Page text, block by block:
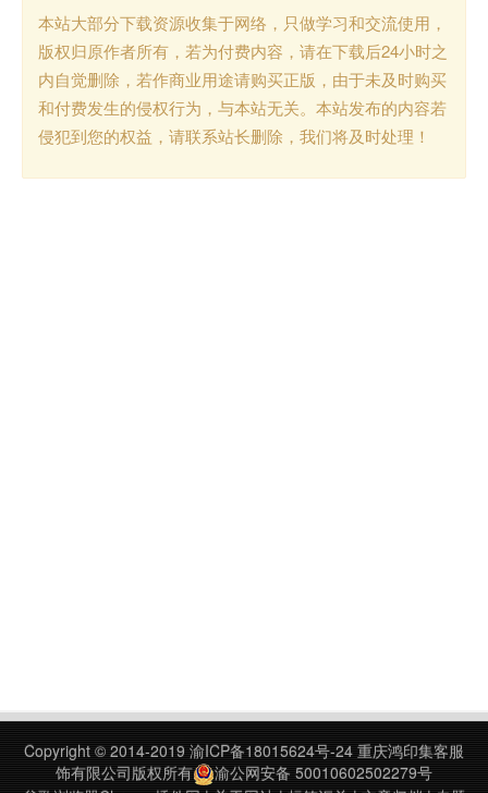
本站大部分下载资源收集于网络，只做学习和交流使用，
版权归原作者所有，若为付费内容，请在下载后24小时之
内自觉删除，若作商业用途请购买正版，由于未及时购买
和付费发生的侵权行为，与本站无关。本站发布的内容若
侵犯到您的权益，请联系站长删除，我们将及时处理！
Copyright © 2014-2019 渝ICP备18015624号-24 重庆鸿印集客服
饰有限公司版权所有
渝公网安备 50010602502279号